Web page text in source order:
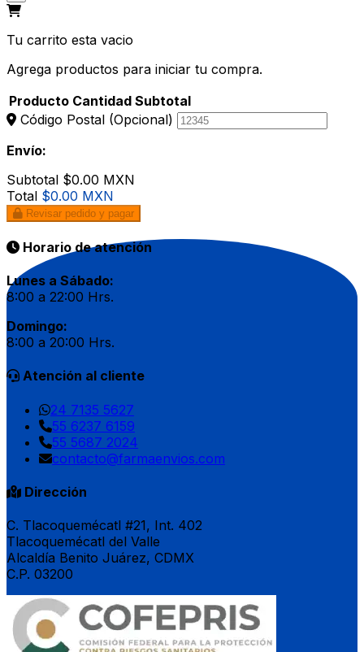
Tu carrito esta vacio
Agrega productos para iniciar tu compra.
Producto Cantidad Subtotal
Código Postal (Opcional)
Envío:
Subtotal $0.00 MXN
Total $0.00 MXN
Revisar pedido y pagar
Horario de atención
Lunes a Sábado:
8:00 a 22:00 Hrs.
Domingo:
8:00 a 20:00 Hrs.
Atención al cliente
24 7135 5627
55 6237 6159
55 5687 2024
contacto@farmaenvios.com
Dirección
C. Tlacoquemécatl #21, Int. 402
Tlacoquemécatl del Valle
Alcaldía Benito Juárez, CDMX
C.P. 03200